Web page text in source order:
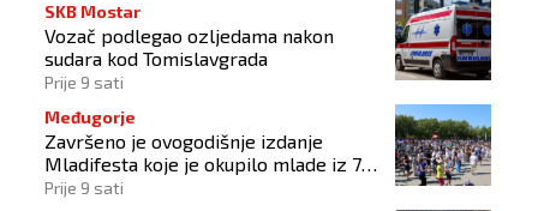
SKB Mostar
Vozač podlegao ozljedama nakon
sudara kod Tomislavgrada
Prije 9 sati
Međugorje
Završeno je ovogodišnje izdanje
Mladifesta koje je okupilo mlade iz 73
zemlje svijeta
Prije 9 sati